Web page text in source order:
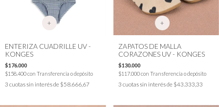
+
ENTERIZA CUADRILLE UV -
KONGES
$176.000
$158.400con Transferencia o depósito
3 cuotas sin interés de $58.666,67
+
ZAPATOS DE MALLA
CORAZONES UV - KONGES
$130.000
$117.000con Transferencia o depósito
3 cuotas sin interés de $43.333,33